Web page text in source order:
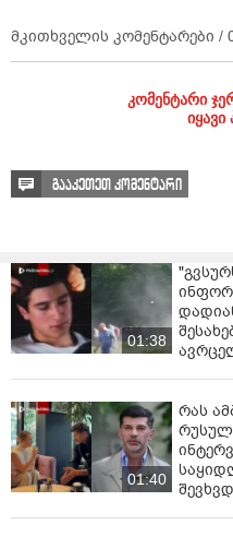
"ზოგადად წინააღმდეგი ვარ
დისკრედიტაციას იწვევს,
როგორც ადრე უკვე ვთქვი,
დიქტატურიდან, რადგან
ფარცხალაძეზე,
ივანიშვილის გეგმებს
სააკაშვილი.
სა­ქარ­თვე­ლოს
ზი­დენტ სა­ლო­მე
რი პლე­ნუ­მი გა­ნი­ხი­ლავს.
მკითხველის კომენტარები /
კომენტარი
გააკეთეთ კომენტარი
01:38
01:40
რას